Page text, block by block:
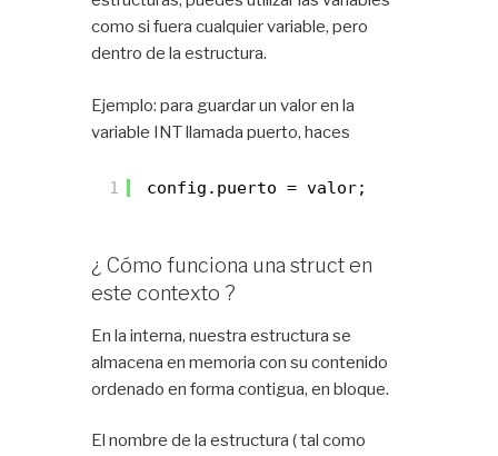
como si fuera cualquier variable, pero
dentro de la estructura.
Ejemplo: para guardar un valor en la
variable INT llamada puerto, haces
1 config.puerto = valor;
¿ Cómo funciona una struct en
este contexto ?
En la interna, nuestra estructura se
almacena en memoria con su contenido
ordenado en forma contigua, en bloque.
El nombre de la estructura ( tal como